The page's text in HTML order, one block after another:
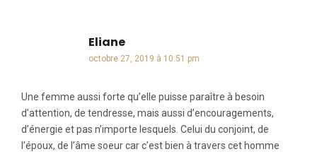
Elianedit :
octobre 27, 2019 à 10:51 pm
Une femme aussi forte qu’elle puisse paraître à besoin
d’attention, de tendresse, mais aussi d’encouragements,
d’énergie et pas n’importe lesquels. Celui du conjoint, de
l’époux, de l’âme soeur car c’est bien à travers cet homme